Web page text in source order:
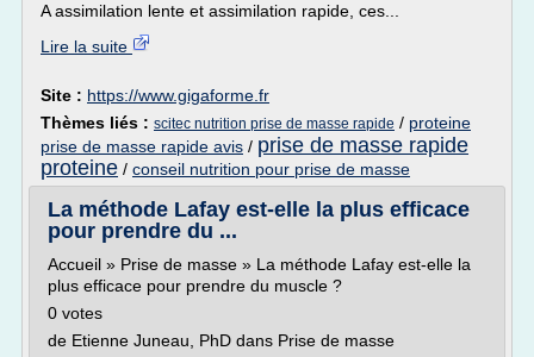
A assimilation lente et assimilation rapide, ces...
Lire la suite
Site : https://www.gigaforme.fr
Thèmes liés : scitec nutrition prise de masse rapide / proteine
prise de masse rapide avis / prise de masse rapide
proteine / conseil nutrition pour prise de masse
La méthode Lafay est-elle la plus efficace
pour prendre du ...
Accueil » Prise de masse » La méthode Lafay est-elle la
plus efficace pour prendre du muscle ?
0 votes
de Etienne Juneau, PhD dans Prise de masse